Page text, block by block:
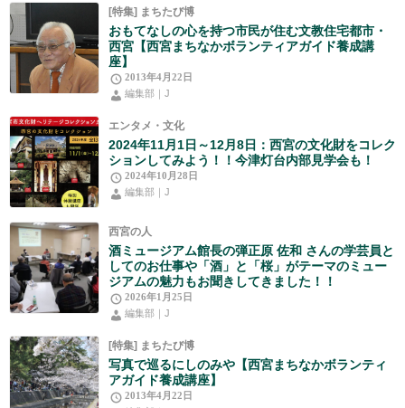
[特集] まちたび博
おもてなしの心を持つ市民が住む文教住宅都市・
西宮【西宮まちなかボランティアガイド養成講
座】
2013年4月22日
編集部｜J
エンタメ・文化
2024年11月1日～12月8日：西宮の文化財をコレク
ションしてみよう！！今津灯台内部見学会も！
2024年10月28日
編集部｜J
西宮の人
酒ミュージアム館長の弾正原 佐和 さんの学芸員と
してのお仕事や「酒」と「桜」がテーマのミュー
ジアムの魅力もお聞きしてきました！！
2026年1月25日
編集部｜J
[特集] まちたび博
写真で巡るにしのみや【西宮まちなかボランティ
アガイド養成講座】
2013年4月22日